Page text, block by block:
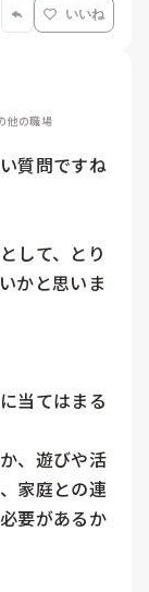
いいね
他の職場
質問ですね
して、とり
かと思いま
当てはまる
、遊びや活
家庭との連
要があるか